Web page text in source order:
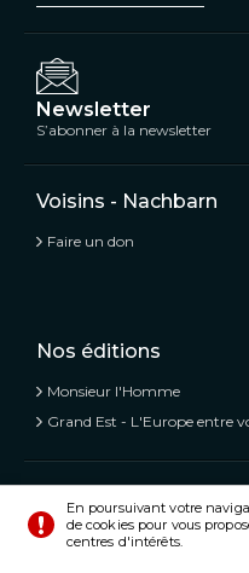
Newsletter
S’abonner à la newsletter
Voisins - Nachbarn
Faire un don
Nos éditions
Monsieur l'Homme
Grand Est - L'Europe entre
Voisins - Nachbarn,
© Tous droits réservés
En poursuivant votre
de cookies pour vous
centres d'intérêts.